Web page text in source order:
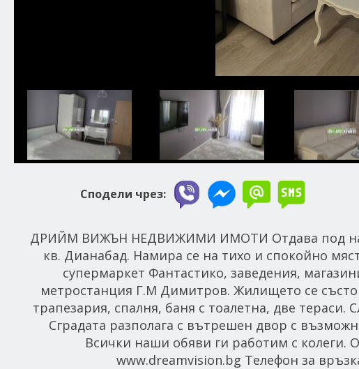
Сподели чрез:
ДРИЙМ ВИЖЪН НЕДВИЖИМИ ИМОТИ Отдава под
кв. Дианабад. Намира се на тихо и спокойно
супермаркет Фантастико, заведения,
метростанция Г.М Димитров. Жилището се
трапезария, спалня, баня с тоалетна, две
Сградата разполага с вътрешен двор с
Всички наши обяви ги работим с
www.dreamvision.bg Телефон за